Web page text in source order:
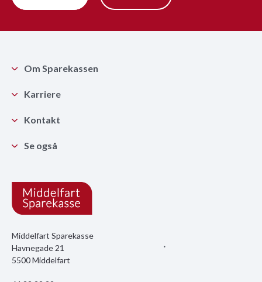
Middelfart Sparekasse
Havnegade 21
5500 Middelfart
Om Sparekassen
Karriere
Kontakt
Se også